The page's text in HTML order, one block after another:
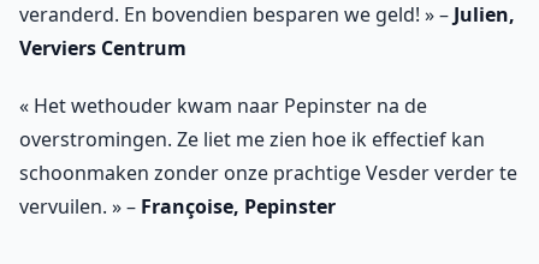
veranderd. En bovendien besparen we geld! » – Julien,
Verviers Centrum
« Het wethouder kwam naar Pepinster na de
overstromingen. Ze liet me zien hoe ik effectief kan
schoonmaken zonder onze prachtige Vesder verder te
vervuilen. » – Françoise, Pepinster